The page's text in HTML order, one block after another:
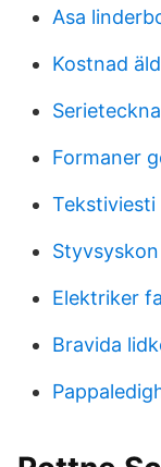
Asa
Kostnad
Formaner
Elektriker
Bravida